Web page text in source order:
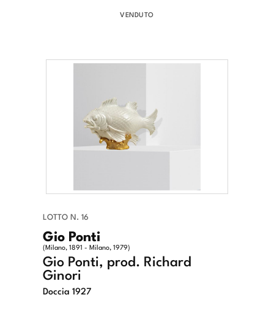
VENDUTO
LOTTO N. 16
Gio Ponti
(Milano, 1891 - Milano, 1979)
Gio Ponti, prod. Richard
Ginori
Doccia 1927